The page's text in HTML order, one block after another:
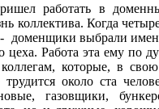
работать в
коллектива. Когда
- доменщики выбрали
цеха. Работа эта ему по
которые, в
трудится около ста
газовщики,